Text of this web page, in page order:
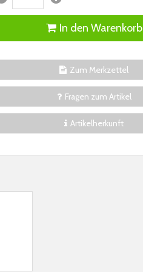
In den Warenkorb
Zum Merkzettel
Fragen zum Artikel
Artikelherkunft